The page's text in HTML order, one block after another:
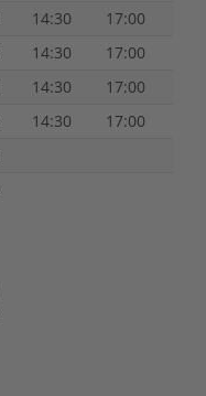
14:30
17:00
14:30
17:00
14:30
17:00
14:30
17:00